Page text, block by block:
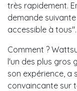
très rapidement.
demande
accessible à tous".
Comment ?
l'un des plus gros
son expérience, a
convaincante sur